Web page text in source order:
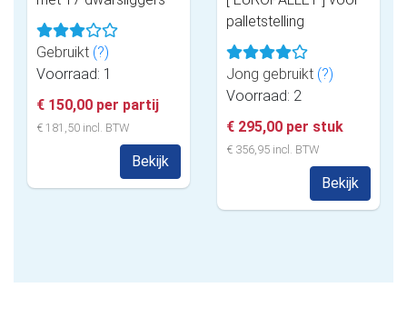
Gebruikt (?)
Voorraad: 1
€ 150,00 per partij
€ 181,50 incl. BTW
Bekijk
palletstelling
Jong gebruikt (?)
Voorraad: 2
€ 295,00 per stuk
€ 356,95 incl. BTW
Bekijk